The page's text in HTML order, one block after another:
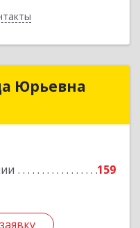
Юрьевна
159
Юрьевна
Подробнее